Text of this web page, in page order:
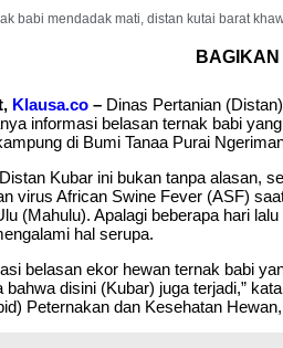
babi mendadak mati, distan kutai barat
BAGIKAN
Klausa.co – Dinas Pertanian
informasi belasan ternak babi
di Bumi Tanaa Purai
Kubar ini bukan tanpa alasan,
virus African Swine Fever (ASF)
(Mahulu). Apalagi beberapa hari
hal serupa.
belasan ekor hewan ternak babi
bahwa disini (Kubar) juga terjadi,”
Peternakan dan Kesehatan